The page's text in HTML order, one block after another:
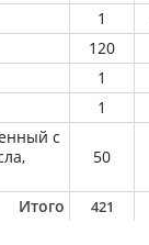
1
120
1
1
с
50
Итого 421